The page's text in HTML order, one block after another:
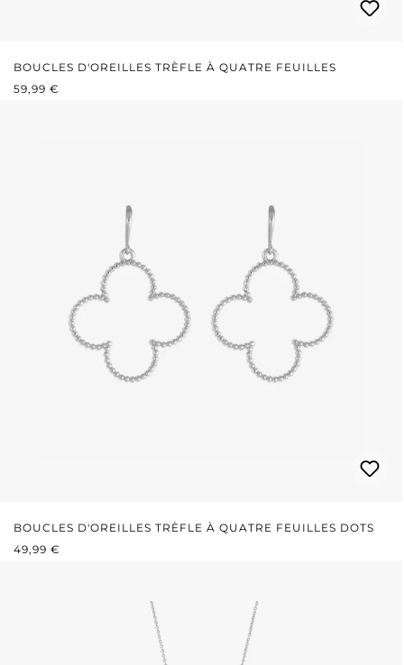
BOUCLES D'OREILLES TRÈFLE À QUATRE FEUILLES
PRIX RÉGULIER :
59,99 €
BOUCLES D'OREILLES TRÈFLE À QUATRE FEUILLES DOTS
PRIX RÉGULIER :
49,99 €